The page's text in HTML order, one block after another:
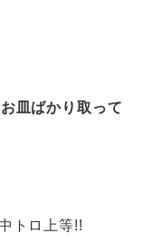
皿ばかり取って
トロ上等!!